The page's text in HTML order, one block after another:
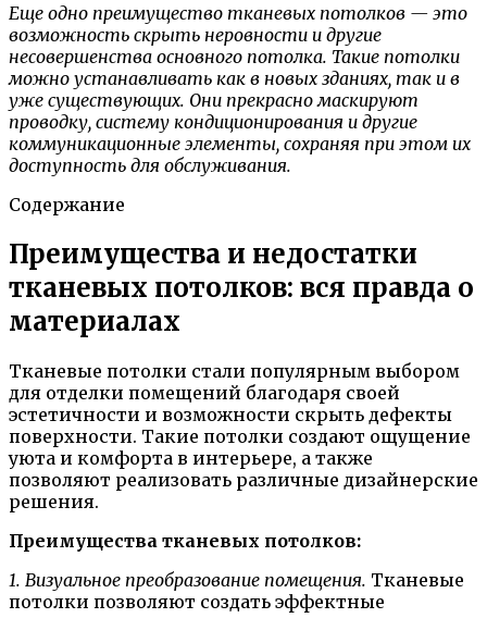
Еще одно преимущество тканевых потолков — это
возможность скрыть неровности и другие
несовершенства основного потолка. Такие потолки
можно устанавливать как в новых зданиях, так и в
уже существующих. Они прекрасно маскируют
проводку, систему кондиционирования и другие
коммуникационные элементы, сохраняя при этом их
доступность для обслуживания.
Содержание
Преимущества и недостатки
тканевых потолков: вся правда о
материалах
Тканевые потолки стали популярным выбором
для отделки помещений благодаря своей
эстетичности и возможности скрыть дефекты
поверхности. Такие потолки создают ощущение
уюта и комфорта в интерьере, а также
позволяют реализовать различные дизайнерские
решения.
Преимущества тканевых потолков:
1. Визуальное преобразование помещения. Тканевые
потолки позволяют создать эффектные